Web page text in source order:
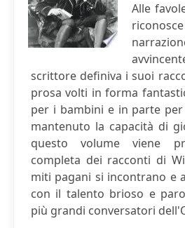
Alle
scrittore definiva i suoi
prosa volti in forma
per i bambini e in parte
mantenuto la capacità di
questo volume viene
completa dei racconti di
miti pagani si incontrano e
con il talento brioso e
più grandi conversatori